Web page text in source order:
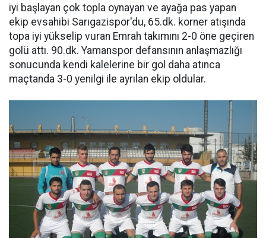
iyi başlayan çok topla oynayan ve ayağa pas yapan
ekip evsahibi Sarıgazispor'du, 65.dk. korner atışında
topa iyi yükselip vuran Emrah takımını 2-0 öne geçiren
golü attı. 90.dk. Yamanspor defansının anlaşmazlığı
sonucunda kendi kalelerine bir gol daha atınca
maçtanda 3-0 yenilgi ile ayrılan ekip oldular.